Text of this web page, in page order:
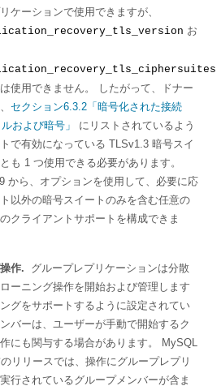
ケーションで使用できますが、
お
使用できません。 したがって、ドナー
セクション6.3.2「暗号化された接続
および暗号」
にリストされているよう
で有効になっている TLSv1.3 暗号スイ
も 1 つ使用できる必要があります。
から、オプションを使用して、必要に応
以外の暗号スイートのみを含む任意の
クライアントサポートを構成できま
作.
グループレプリケーションは分散
ーニング操作を開始および管理します
グをサポートするように設定されてい
バーは、ユーザーが手動で開始するク
にも関与する場合があります。 MySQL
リリースでは、操作にグループレプリ
行されているグループメンバーが含ま